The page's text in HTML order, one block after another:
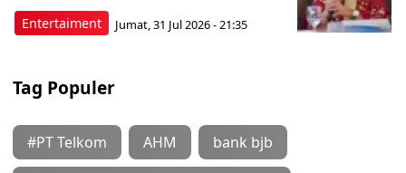
Entertaiment Jumat, 31 Jul 2026 - 21:35
Tag Populer
#PT Telkom AHM bank bjb